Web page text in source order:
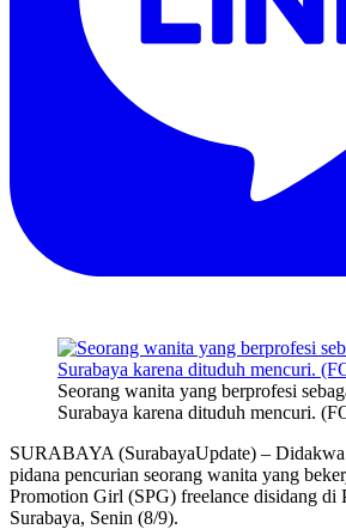
Seorang wanita yang berprofesi
Surabaya karena dituduh mencuri.
SURABAYA (SurabayaUpdate) –
pidana pencurian seorang wanita yang
Promotion Girl (SPG) freelance disidang di
Surabaya, Senin (8/9).